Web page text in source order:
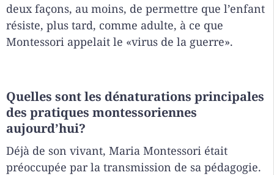
deux façons, au moins, de permettre que l’enfant
résiste, plus tard, comme adulte, à ce que
Montessori appelait le «virus de la guerre».
Quelles sont les dénaturations principales
des pratiques montessoriennes
aujourd’hui?
Déjà de son vivant, Maria Montessori était
préoccupée par la transmission de sa pédagogie.